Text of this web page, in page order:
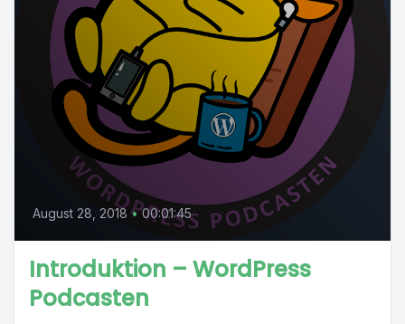
August 28, 2018 • 00:01:45
Introduktion – WordPress
Podcasten